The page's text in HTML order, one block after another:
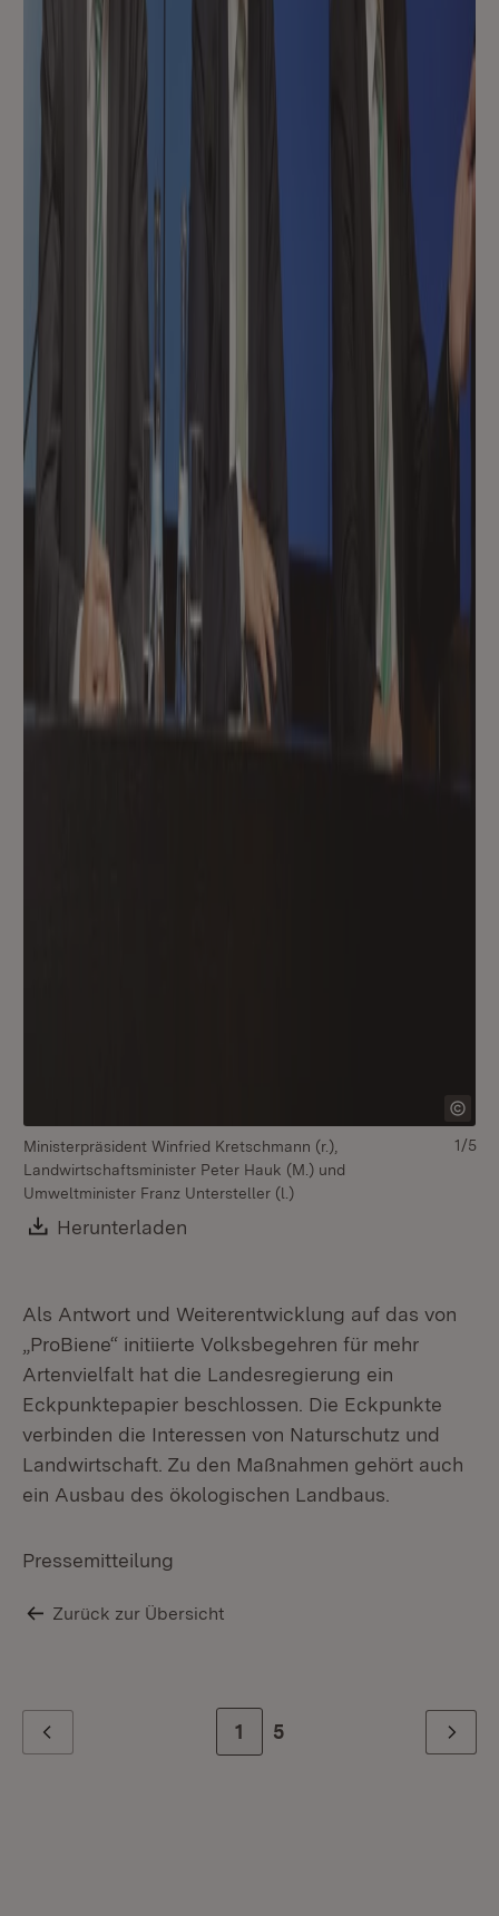
Ministerpräsident Winfried Kretschmann (r.),
Landwirtschaftsminister Peter Hauk (M.) und
Umweltminister Franz Untersteller (l.)
Download:
Herunterladen
1/5
Als Antwort und Weiterentwicklung auf das von
„ProBiene“ initiierte Volksbegehren für mehr
Artenvielfalt hat die Landesregierung ein
Eckpunktepapier beschlossen. Die Eckpunkte
verbinden die Interessen von Naturschutz und
Landwirtschaft. Zu den Maßnahmen gehört auch
ein Ausbau des ökologischen Landbaus.
Pressemitteilung
Zurück zur Übersicht
Zur Seite
1 Zur letzten Seite
5 Weiter